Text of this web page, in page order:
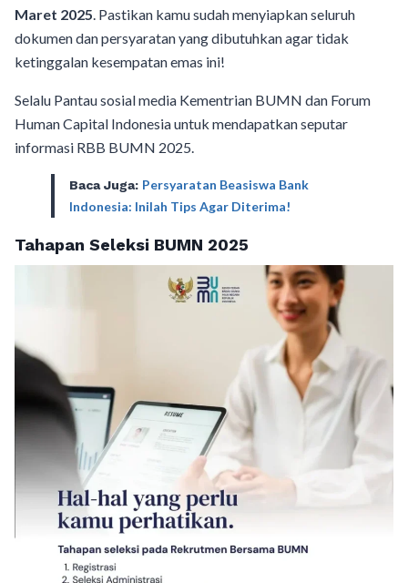
Maret 2025. Pastikan kamu sudah menyiapkan seluruh
dokumen dan persyaratan yang dibutuhkan agar tidak
ketinggalan kesempatan emas ini!
Selalu Pantau sosial media Kementrian BUMN dan Forum
Human Capital Indonesia untuk mendapatkan seputar
informasi RBB BUMN 2025.
Baca Juga: Persyaratan Beasiswa Bank
Indonesia: Inilah Tips Agar Diterima!
Tahapan Seleksi BUMN 2025